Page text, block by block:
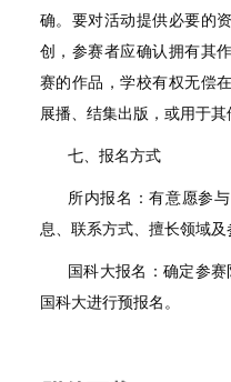
确。要对活动提供必要的
创，参赛者应确认拥有其
赛的作品，学校有权无偿
展播、结集出版，或用于其
七、报名方式
所内报名：有意愿参
息、联系方式、 擅长领域及
国科大报名：确定参
国科大进行预报名。